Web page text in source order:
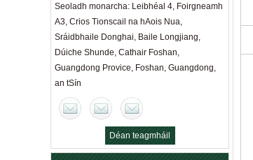
Seoladh monarcha: Leibhéal 4, Foirgneamh
A3, Crios Tionscail na hAois Nua,
Sráidbhaile Donghai, Baile Longjiang,
Dúiche Shunde, Cathair Foshan,
Guangdong Provice, Foshan, Guangdong,
an tSín
Déan teagmháil
anois
An fad idir tolg agus tábla caife: turgnamh
sóisialta "ceolfhoirne" ag dearthóirí spáis
óstáin
Ceithre rialacha chun cabhrú leat troscán
óstáin ardchaighdeáin a aithint